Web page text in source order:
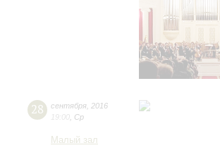
28 сентября 2016
19:00 Ср
Малый зал